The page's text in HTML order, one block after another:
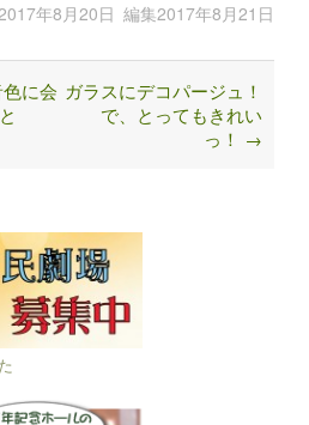
年8月20日 編集2017年8月21日
に会 ガラスにデコパージュ！
で、とってもきれい
っ！ →